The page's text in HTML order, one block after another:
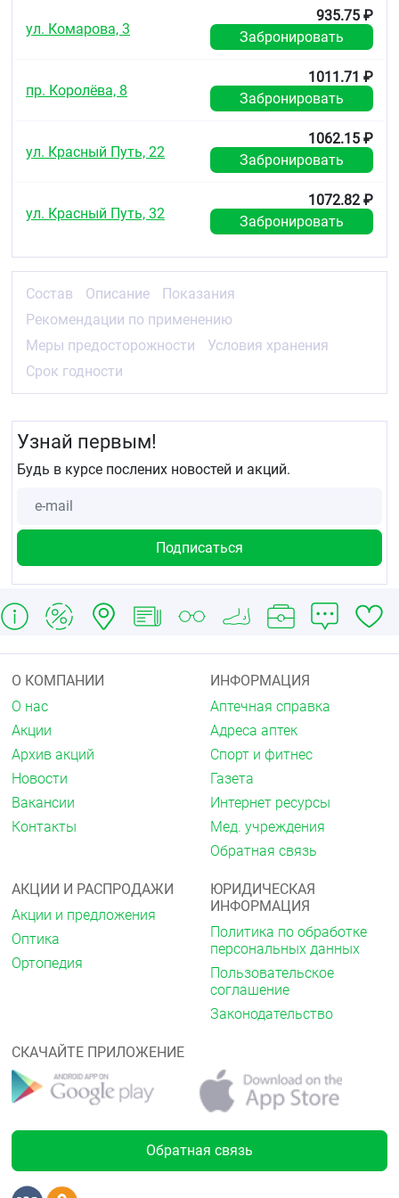
ул. Комарова, 3
935.75 ₽
Забронировать
пр. Королёва, 8
1011.71 ₽
Забронировать
ул. Красный Путь, 22
1062.15 ₽
Забронировать
ул. Красный Путь, 32
1072.82 ₽
Забронировать
Состав Описание
Показания
Рекомендации по применению
Меры предосторожности
Условия хранения
Срок годности
Узнай первым!
Будь в курсе послених новостей и акций.
О КОМПАНИИ
О нас
Акции
Архив акций
Новости
Вакансии
Контакты
ИНФОРМАЦИЯ
Аптечная справка
Адреса аптек
Спорт и фитнес
Газета
Интернет ресурсы
Мед. учреждения
Обратная связь
АКЦИИ И РАСПРОДАЖИ
Акции и предложения
Оптика
Ортопедия
ЮРИДИЧЕСКАЯ
ИНФОРМАЦИЯ
Политика по обработке
персональных данных
Пользовательское
соглашение
Законодательство
СКАЧАЙТЕ ПРИЛОЖЕНИЕ
Обратная связь